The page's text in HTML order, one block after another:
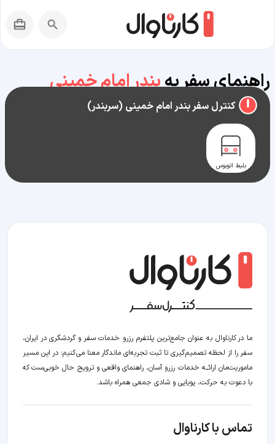
راهنمای سفر بهبندر امام خمینی
(سربندر)کنترل سفر بندر امام خمینی (سربندر)
بلیط اتوبوس
ما در کارناوال به عنوان جامع‌ترین پلتفرم رزرو خدمات سفر و گردشگری در ایران،
سفر را از لحظه‌ تصمیم‌گیری تا ثبت تجربه‌ای ماندگار معنا می‌کنیم؛ در این مسیر‍
ماموریت‌مان اراﺋــﻪ خدمات رزرو آسان، راهنمای واقعی و ترویج حال خوبی‌ست که
با دعوت به حرکت، پویایی و شادی جمعی همراه باشد.
تماس با کارناوال